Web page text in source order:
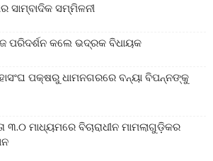
ସାମ୍ବାଦିକ ସମ୍ମିଳନୀ
ପରିଦର୍ଶନ କଲେ ଭଦ୍ରକ ବିଧାୟକ
ପକ୍ଷରୁ ଧାମନଗରରେ ବନ୍ୟା ବିପନ୍ନଙ୍କୁ
୩.୦ ମାଧ୍ୟମରେ ବିଚାରାଧୀନ ମାମଲାଗୁଡ଼ିକର